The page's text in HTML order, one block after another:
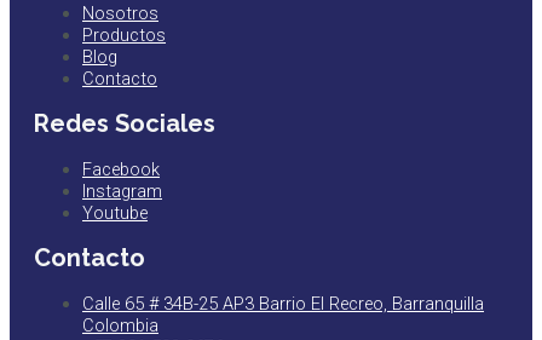
Nosotros
Productos
Blog
Contacto
Redes Sociales
Facebook
Instagram
Youtube
Contacto
Calle 65 # 34B-25 AP3 Barrio El Recreo, Barranquilla
Colombia